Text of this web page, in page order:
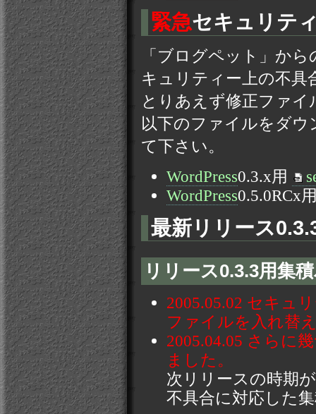
緊急セキュリテ
「ブログペット」か
キュリティー上の不具
とりあえず修正ファ
以下のファイルをダ
て下さい。
WordPress0.3.x用
WordPress0.5.0RCx
最新リリース
リリース0.3.3用集
2005.05.02 セキュ
ファイルを入れ替
2005.04.05 さらに
ました。
次リリースの時期
不具合に対応した